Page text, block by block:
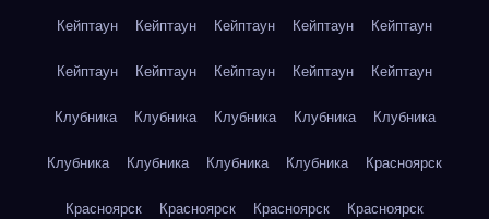
Кейптаун Кейптаун Кейптаун Кейптаун Кейптаун
Кейптаун Кейптаун Кейптаун Кейптаун Кейптаун
Клубника Клубника Клубника Клубника Клубника
Клубника Клубника Клубника Клубника Красноярск
Красноярск Красноярск Красноярск Красноярск